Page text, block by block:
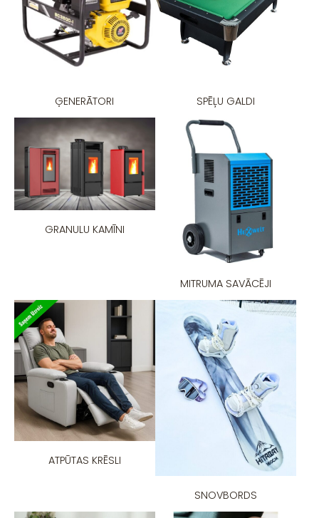
ĢENERĀTORI SPĒĻU GALDI
GRANULU KAMĪNI
MITRUMA SAVĀCĒJI
ATPŪTAS KRĒSLI
SNOVBORDS